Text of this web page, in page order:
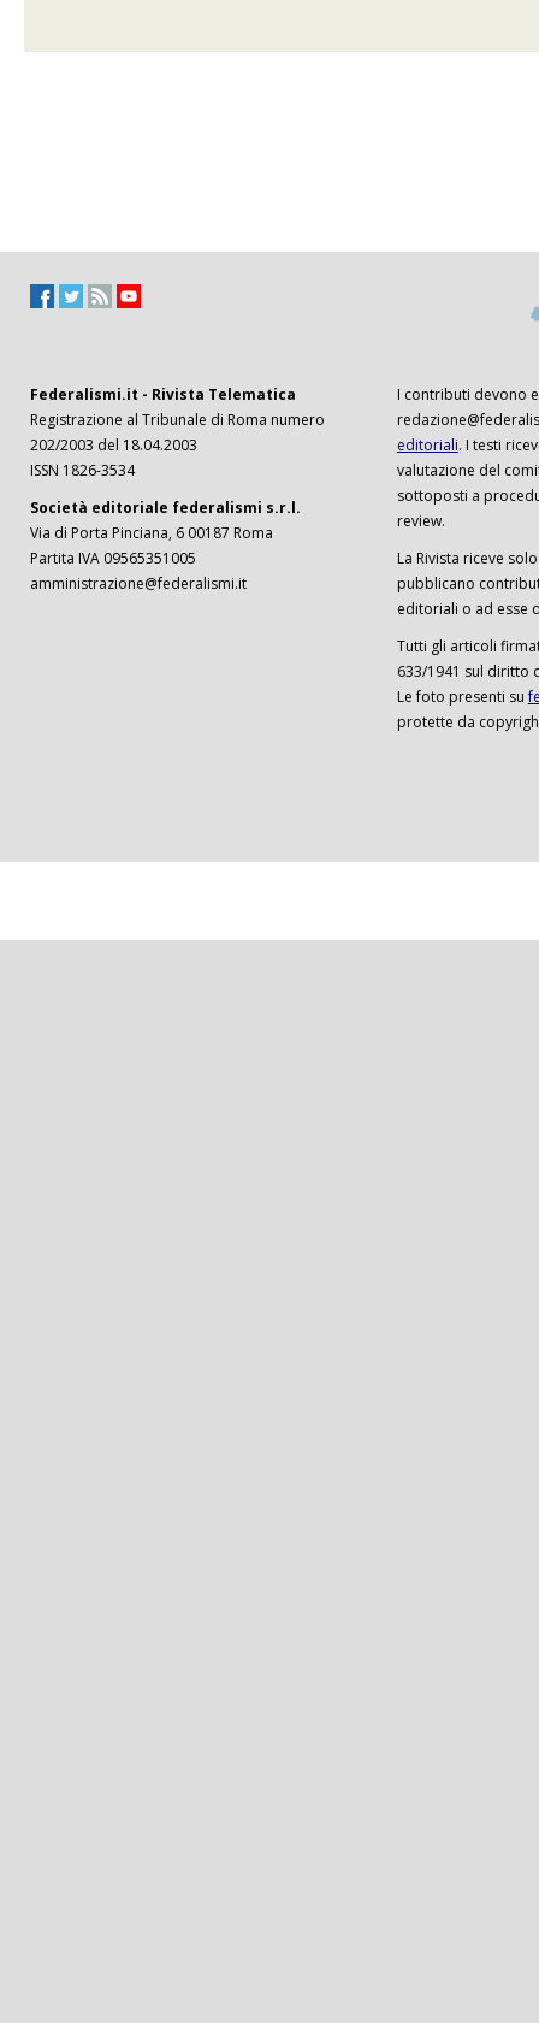
Federalismi.it - Rivista Telematica
Registrazione al Tribunale di Roma numero
202/2003 del 18.04.2003
ISSN 1826-3534
Società editoriale federalismi s.r.l.
Via di Porta Pinciana, 6 00187 Roma
Partita IVA 09565351005
amministrazione@federalismi.it
I contributi devono
editoriali. I testi
valutazione del
sottoposti a
review.
La Rivista riceve
pubblicano
editoriali o ad esse
Tutti gli articoli
633/1941 sul diritto
Le foto presenti su
protette da